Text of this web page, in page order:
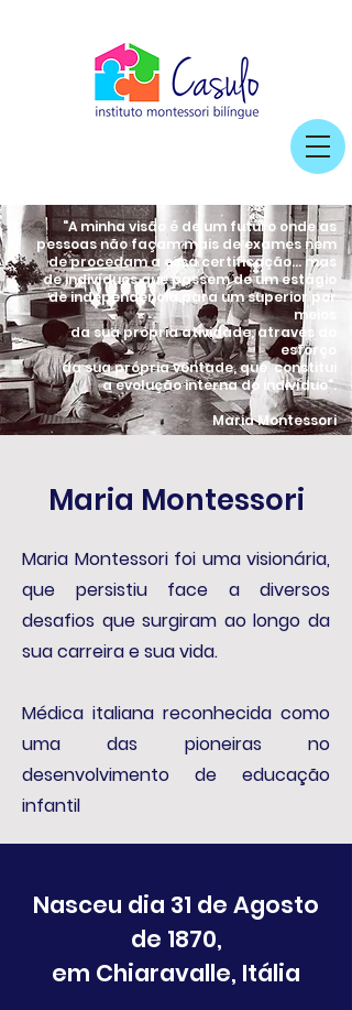
"A minha visão é de um futuro onde as
pessoas não façam mais de exames nem
de procedam a essa certificação... mas
de indivíduos que passem de um estágio
de independência para um superiorpor
meios
da sua própria atividade, através do
esforço
da sua própria vontade, queconstitui
aevolução internado indivíduo".
Maria Montessori
Maria Montessori
Maria Montessori foi uma visionária,
que persistiu face a diversos
desafios que surgiram ao longo da
sua carreira e sua vida.
Médica italiana reconhecida como
uma das pioneiras no
desenvolvimento de educação
infantil
Nasceu dia 31 de Agosto
de 1870,
em Chiaravalle, Itália